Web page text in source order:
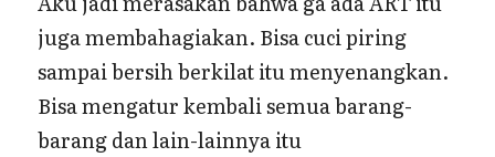
juga membahagiakan. Bisa cuci piring
sampai bersih berkilat itu menyenangkan.
Bisa mengatur kembali semua barang-
barang dan lain-lainnya itu